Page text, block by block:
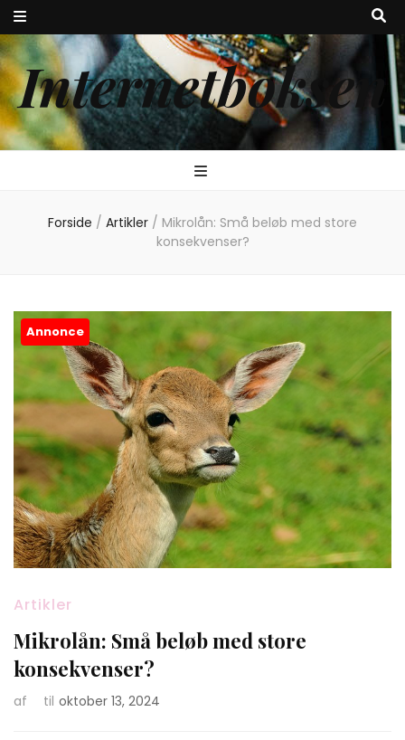
Internetboksen
Forside / Artikler / Mikrolån: Små beløb med store
konsekvenser?
Annonce
Artikler
Mikrolån: Små beløb med store
konsekvenser?
af til oktober 13, 2024